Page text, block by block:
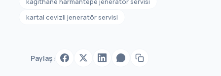
kartal cevizli jeneratör servisi
Paylaş: